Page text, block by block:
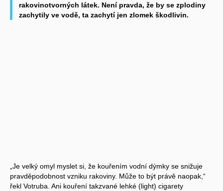
rakovinotvorných látek. Není pravda, že by se zplodiny
zachytily ve vodě, ta zachytí jen zlomek škodlivin.
„Je velký omyl myslet si, že kouřením vodní dýmky se snižuje
pravděpodobnost vzniku rakoviny. Může to být právě naopak,“
řekl Votruba. Ani kouření takzvané lehké (light) cigarety